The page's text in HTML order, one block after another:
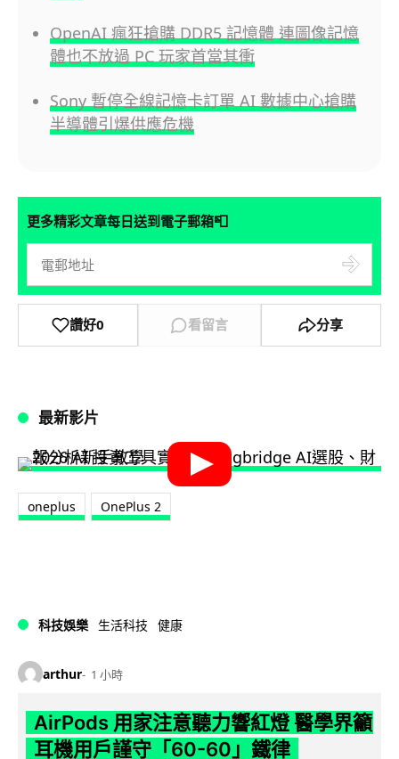
OpenAI 瘋狂搶購 DDR5 記憶體 連圖像記憶
體也不放過 PC 玩家首當其衝
Sony 暫停全線記憶卡訂單 AI 數據中心搶購
半導體引爆供應危機
更多精彩文章每日送到電子郵箱📮
讚好0 看留言 分享
最新影片
oneplus OnePlus 2
科技娛樂 生活科技 健康
arthur 1 小時
AirPods 用家注意聽力響紅燈 醫學界籲
耳機用戶謹守「60-60」鐵律